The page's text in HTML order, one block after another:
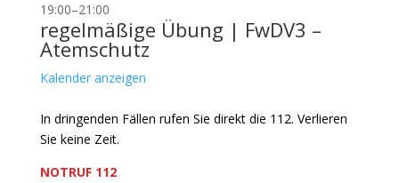
19:00–21:00
regelmäßige Übung | FwDV3 –
Atemschutz
Kalender anzeigen
In dringenden Fällen rufen Sie direkt die 112. Verlieren
Sie keine Zeit.
NOTRUF 112